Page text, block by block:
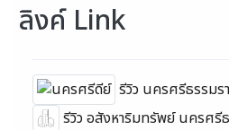
ลิงค์ Link
รีวิว นครศรีธรรม
รีวิว อสังหาริมทรัพย์ นครศรี